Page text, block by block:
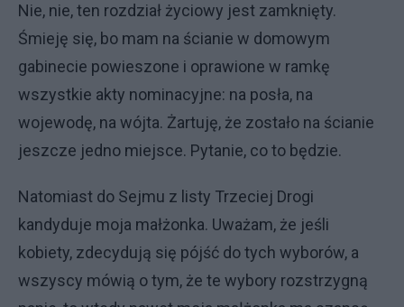
Nie, nie, ten rozdział życiowy jest zamknięty.
Śmieję się, bo mam na ścianie w domowym
gabinecie powieszone i oprawione w ramkę
wszystkie akty nominacyjne: na posła, na
wojewodę, na wójta. Żartuję, że zostało na ścianie
jeszcze jedno miejsce. Pytanie, co to będzie.
Natomiast do Sejmu z listy Trzeciej Drogi
kandyduje moja małżonka. Uważam, że jeśli
kobiety, zdecydują się pójść do tych wyborów, a
wszyscy mówią o tym, że te wybory rozstrzygną